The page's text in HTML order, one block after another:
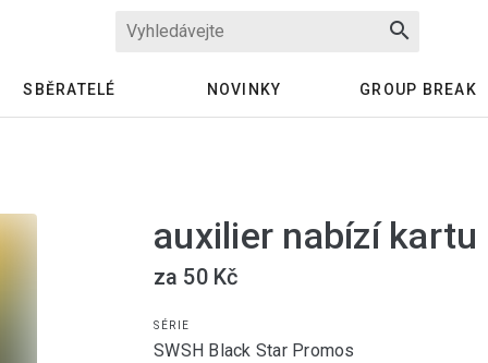
search
SBĚRATELÉ NOVINKY GROUP BREAK
auxilier nabízí kartu
za 50 Kč
SÉRIE
SWSH Black Star Promos